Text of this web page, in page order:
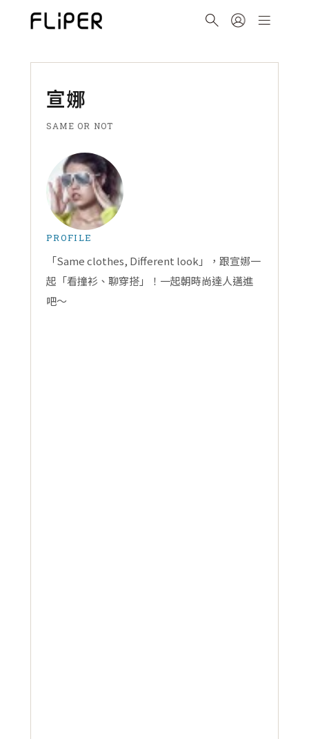
宣娜
SAME OR NOT
PROFILE
「Same clothes, Different look」，跟宣娜一
起「看撞衫、聊穿搭」！一起朝時尚達人邁進
吧～